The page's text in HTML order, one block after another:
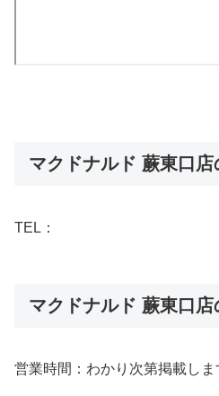
マクドナルド 蕨東口
TEL：
マクドナルド 蕨東口店
営業時間：わかり次第掲載しま